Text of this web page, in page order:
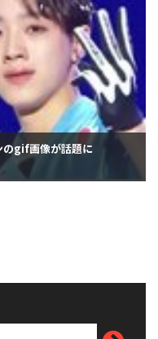
のgif画像が話題に